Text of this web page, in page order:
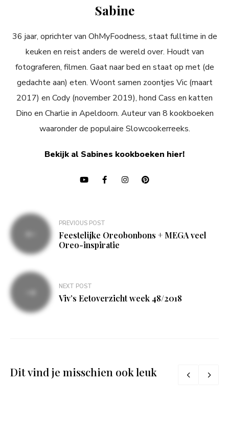
Sabine
36 jaar, oprichter van OhMyFoodness, staat fulltime in de
keuken en reist anders de wereld over. Houdt van
fotograferen, filmen. Gaat naar bed en staat op met (de
gedachte aan) eten. Woont samen zoontjes Vic (maart
2017) en Cody (november 2019), hond Cass en katten
Dino en Charlie in Apeldoorn. Auteur van 8 kookboeken
waaronder de populaire Slowcookerreeks.
Bekijk al Sabines kookboeken hier!
Bericht
navigatie
PREVIOUS POST
Feestelijke Oreobonbons + MEGA veel
Oreo-inspiratie
NEXT POST
Viv’s Eetoverzicht week 48/2018
Dit vind je misschien ook leuk